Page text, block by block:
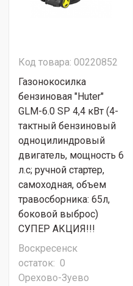
Код товара: 00220852
Газонокосилка
бензиновая "Huter"
GLM-6.0 SP 4,4 кВт (4-
тактный бензиновый
одноцилиндровый
двигатель, мощность 6
л.с; ручной стартер,
самоходная, объем
травосборника: 65л,
боковой выброс)
СУПЕР АКЦИЯ!!!
Воскресенск
остаток: 0
Орехово-Зуево